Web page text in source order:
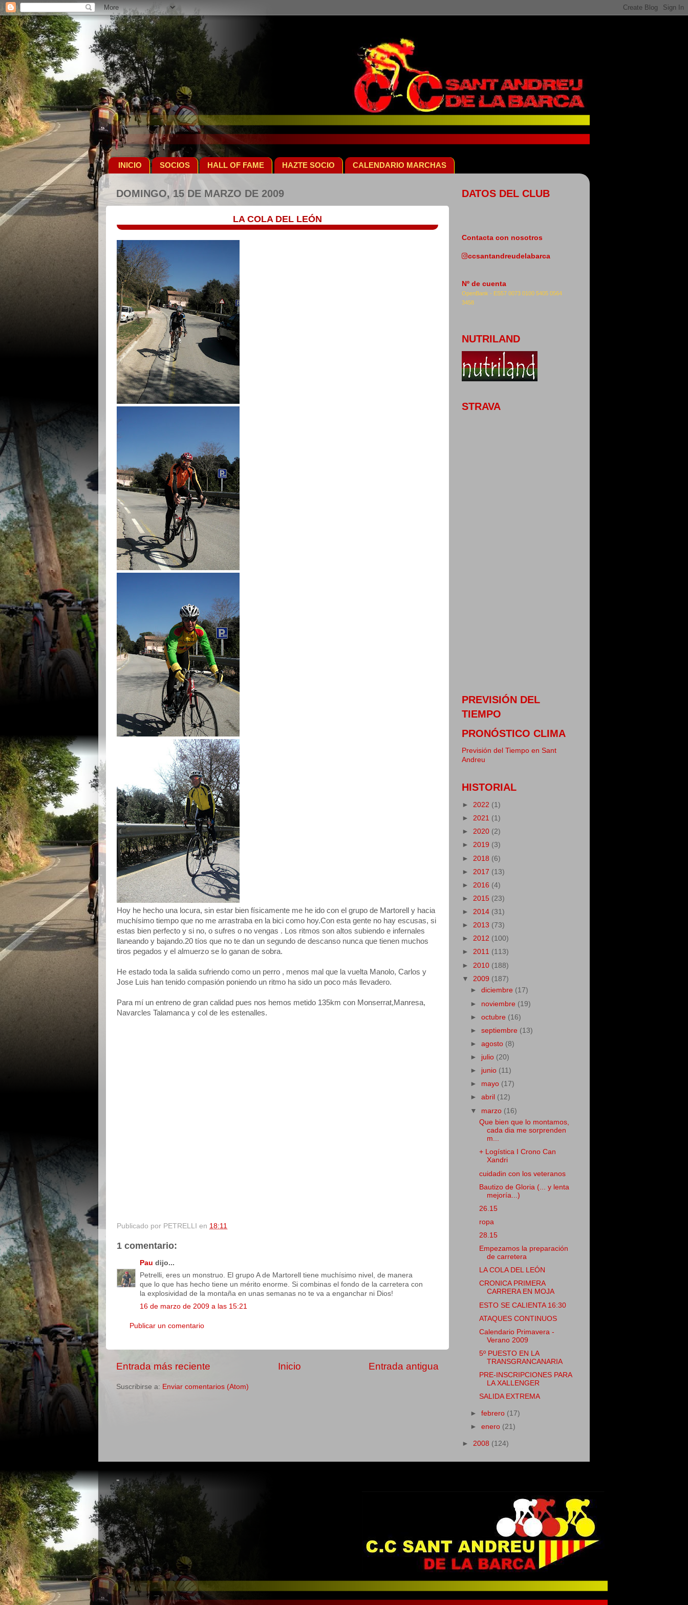
INICIO SOCIOS HALL OF FAME HAZTE SOCIO CALENDARIO MARCHAS
DOMINGO, 15 DE MARZO DE 2009
LA COLA DEL LEÓN
Hoy he hecho una locura, sin estar bien físicamente me he ido con el grupo de Martorell y hacia
muchísimo tiempo que no me arrastraba en la bici como hoy.Con esta gente no hay escusas, si
estas bien perfecto y si no, o sufres o no vengas . Los ritmos son altos subiendo e infernales
llaneando y bajando.20 tíos que no te dan un segundo de descanso nunca que tienen muchos
tiros pegados y el almuerzo se lo ganan de sobra.
He estado toda la salida sufriendo como un perro , menos mal que la vuelta Manolo, Carlos y
Jose Luis han tenido compasión poniendo un ritmo ha sido un poco más llevadero.
Para mí un entreno de gran calidad pues nos hemos metido 135km con Monserrat,Manresa,
Navarcles Talamanca y col de les estenalles.
Publicado por PETRELLI en 18:11
1 comentario:
Pau dijo...
Petrelli, eres un monstruo. El grupo A de Martorell tiene muchísimo nivel, de manera
que lo que has hecho tiene un mérito enorme. Si combinas el fondo de la carretera con
la explosividad de la montaña en unas semanas no te va a enganchar ni Dios!
16 de marzo de 2009 a las 15:21
Publicar un comentario
Entrada más reciente Entrada antigua
Inicio
Suscribirse a: Enviar comentarios (Atom)
DATOS DEL CLUB
Contacta con nosotros
ccsantandreudelabarca
Nº de cuenta
OpenBank - ES57 0073 0100 5405 0564
3458
NUTRILAND
STRAVA
PREVISIÓN DEL
TIEMPO
PRONÓSTICO CLIMA
Previsión del Tiempo en Sant
Andreu
HISTORIAL
► 2022 (1)
► 2021 (1)
► 2020 (2)
► 2019 (3)
► 2018 (6)
► 2017 (13)
► 2016 (4)
► 2015 (23)
► 2014 (31)
► 2013 (73)
► 2012 (100)
► 2011 (113)
► 2010 (188)
▼ 2009 (187)
►diciembre (17)
► noviembre (19)
►octubre (16)
►septiembre (13)
►agosto (8)
► julio (20)
► junio (11)
► mayo (17)
►abril (12)
▼ marzo (16)
Que bien que lo montamos,
cada dia me sorprenden
m...
+ Logística I Crono Can
Xandri
cuidadin con los veteranos
Bautizo de Gloria (... y lenta
mejoría...)
26.15
ropa
28.15
Empezamos la preparación
de carretera
LA COLA DEL LEÓN
CRONICA PRIMERA
CARRERA EN MOJA
ESTO SE CALIENTA 16:30
ATAQUES CONTINUOS
Calendario Primavera -
Verano 2009
5º PUESTO EN LA
TRANSGRANCANARIA
PRE-INSCRIPCIONES PARA
LA XALLENGER
SALIDA EXTREMA
►febrero (17)
►enero (21)
► 2008 (124)
-